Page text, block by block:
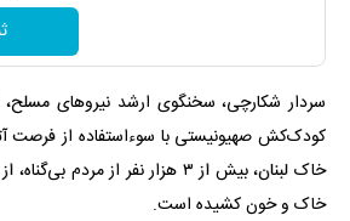
سردار شکارچی، سخنگوی ارشد نیروهای مسلح،
کودک‌کش صهیونیستی با سوءاستفاده از فرصت
خاک لبنان، بیش از ۳ هزار نفر از
خاک و خون کشیده است.